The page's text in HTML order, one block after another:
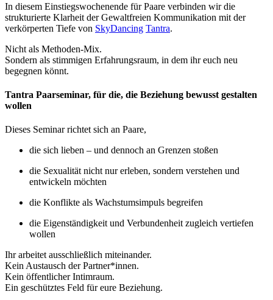
In diesem Einstiegswochenende für Paare verbinden wir die
strukturierte Klarheit der Gewaltfreien Kommunikation mit der
verkörperten Tiefe von SkyDancing Tantra.
Nicht als Methoden-Mix.
Sondern als stimmigen Erfahrungsraum, in dem ihr euch neu
begegnen könnt.
Tantra Paarseminar, für die, die Beziehung bewusst gestalten
wollen
Dieses Seminar richtet sich an Paare,
die sich lieben – und dennoch an Grenzen stoßen
die Sexualität nicht nur erleben, sondern verstehen und
entwickeln möchten
die Konflikte als Wachstumsimpuls begreifen
die Eigenständigkeit und Verbundenheit zugleich vertiefen
wollen
Ihr arbeitet ausschließlich miteinander.
Kein Austausch der Partner*innen.
Kein öffentlicher Intimraum.
Ein geschütztes Feld für eure Beziehung.